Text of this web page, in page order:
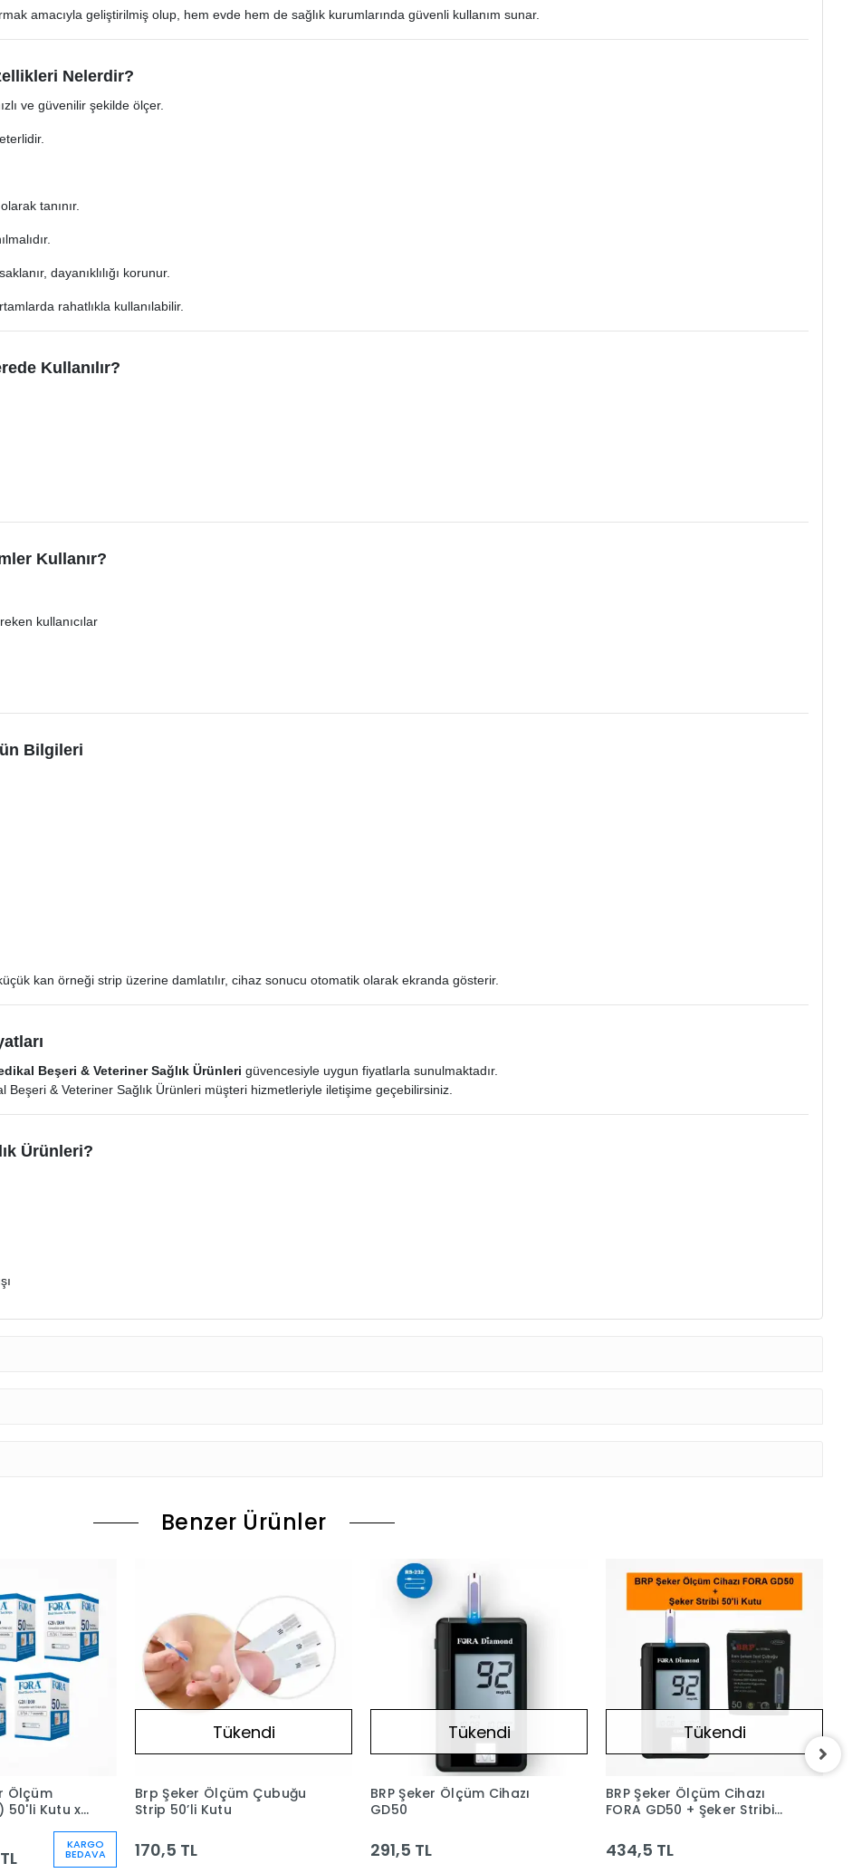
amacıyla geliştirilmiş olup, hem evde hem de sağlık kurumlarında güvenli kullanım sunar.
Nelerdir?
ve güvenilir şekilde ölçer.
tanınır.
dayanıklılığı korunur.
rahatlıkla kullanılabilir.
Kullanılır?
Kullanır?
kullanıcılar
Bilgileri
kan örneği strip üzerine damlatılır, cihaz sonucu otomatik olarak ekranda gösterir.
Beşeri & Veteriner Sağlık Ürünleri güvencesiyle uygun fiyatlarla sunulmaktadır.
Beşeri & Veteriner Sağlık Ürünleri müşteri hizmetleriyle iletişime geçebilirsiniz.
Ürünleri?
Benzer Ürünler
Ölçüm
50'li Kutu x
KARGO
BEDAVA
Tükendi
Brp Şeker Ölçüm Çubuğu
Strip 50’li Kutu
170,5 TL
Tükendi
BRP Şeker Ölçüm Cihazı
GD50
291,5 TL
Tükendi
BRP Şeker Ölçüm Cihazı
FORA GD50 + Şeker Stribi
434,5 TL